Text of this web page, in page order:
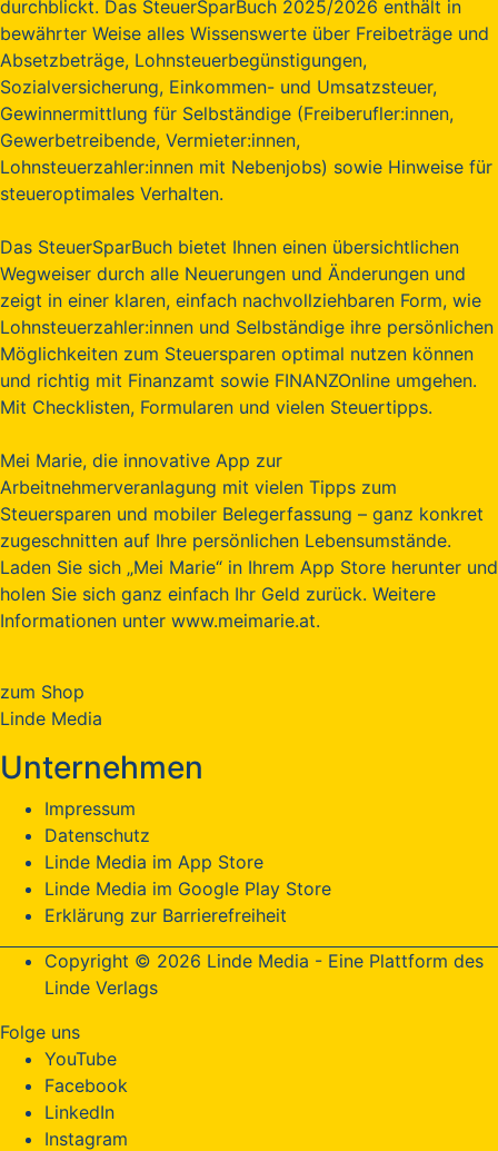
durchblickt. Das SteuerSparBuch 2025/2026 enthält in
bewährter Weise alles Wissenswerte über Freibeträge und
Absetzbeträge, Lohnsteuerbegünstigungen,
Sozialversicherung, Einkommen- und Umsatzsteuer,
Gewinnermittlung für Selbständige (Freiberufler:innen,
Gewerbetreibende, Vermieter:innen,
Lohnsteuerzahler:innen mit Nebenjobs) sowie Hinweise für
steueroptimales Verhalten.
Das SteuerSparBuch bietet Ihnen einen übersichtlichen
Wegweiser durch alle Neuerungen und Änderungen und
zeigt in einer klaren, einfach nachvollziehbaren Form, wie
Lohnsteuerzahler:innen und Selbständige ihre persönlichen
Möglichkeiten zum Steuersparen optimal nutzen können
und richtig mit Finanzamt sowie FINANZOnline umgehen.
Mit Checklisten, Formularen und vielen Steuertipps.
Mei Marie, die innovative App zur
Arbeitnehmerveranlagung mit vielen Tipps zum
Steuersparen und mobiler Belegerfassung – ganz konkret
zugeschnitten auf Ihre persönlichen Lebensumstände.
Laden Sie sich „Mei Marie“ in Ihrem App Store herunter und
holen Sie sich ganz einfach Ihr Geld zurück. Weitere
Informationen unter www.meimarie.at.
zum Shop
Linde Media
Unternehmen
Impressum
Datenschutz
Linde Media im App Store
Linde Media im Google Play Store
Erklärung zur Barrierefreiheit
Copyright © 2026 Linde Media - Eine Plattform des
Linde Verlags
Folge uns
YouTube
Facebook
LinkedIn
Instagram